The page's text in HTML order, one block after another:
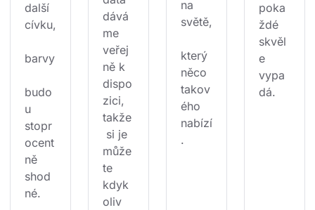
další
cívku,
barvy
budo
u
stopr
ocent
ně
shod
né.
dává
me
veřej
ně k
dispo
zici,
takže
si je
může
te
kdyk
oliv
na
světě,
který
něco
takov
ého
nabízí
.
poka
ždé
skvěl
e
vypa
dá.